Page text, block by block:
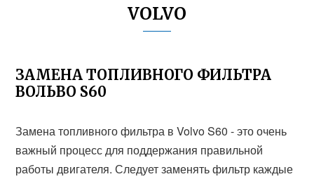
VOLVO
ЗАМЕНА ТОПЛИВНОГО ФИЛЬТРА
ВОЛЬВО S60
Замена топливного фильтра в Volvo S60 - это очень
важный процесс для поддержания правильной
работы двигателя. Следует заменять фильтр каждые